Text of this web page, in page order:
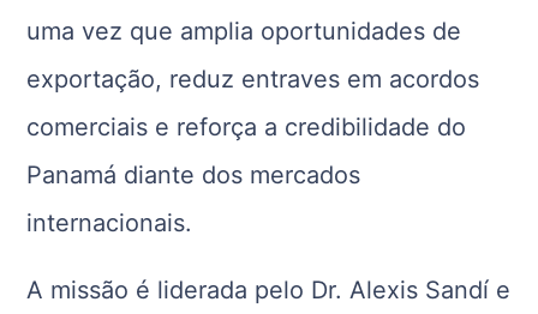
uma vez que amplia oportunidades de
exportação, reduz entraves em acordos
comerciais e reforça a credibilidade do
Panamá diante dos mercados
internacionais.
A missão é liderada pelo Dr. Alexis Sandí e